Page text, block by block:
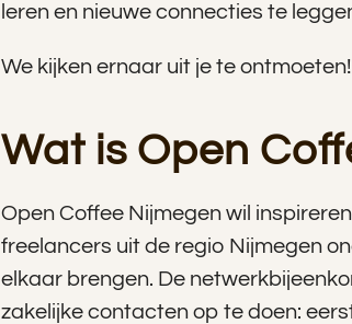
leren en nieuwe connecties te
We kijken ernaar uit je te ontmoeten!
Wat is Open
Open Coffee Nijmegen wil
freelancers uit de regio Nijmegen
elkaar brengen. De
zakelijke contacten op te doen: